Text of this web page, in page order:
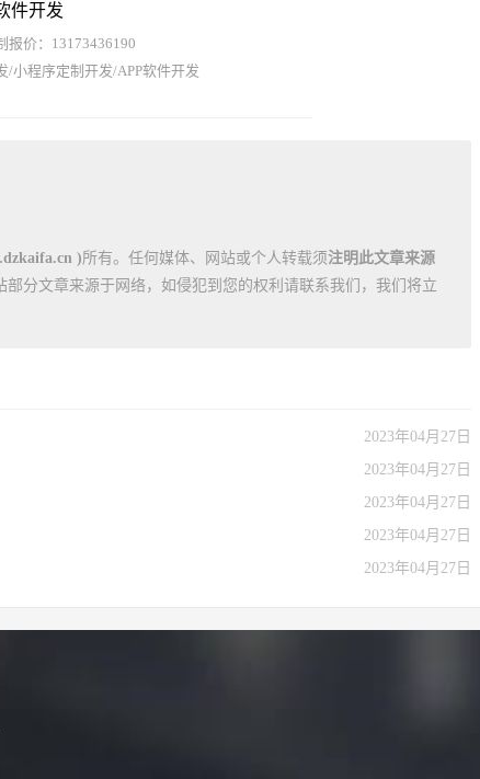
件开发
报价：13173436190
/小程序定制开发/APP软件开发
)所有。任何媒体、网站或个人转载须注明此文章来源
分文章来源于网络，如侵犯到您的权利请联系我们，我们将立
2023年04月27日
2023年04月27日
2023年04月27日
2023年04月27日
2023年04月27日